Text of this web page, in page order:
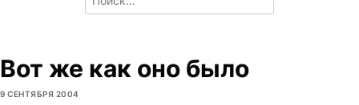
for:
Вот же как оно было
9 СЕНТЯБРЯ 2004